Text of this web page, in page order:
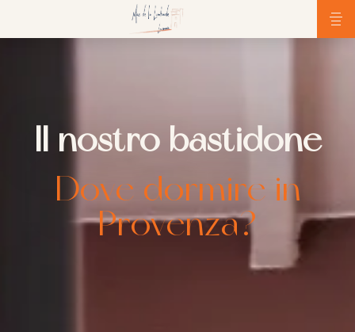
Dove dormire in
Provenza?
Il nostro bastidone